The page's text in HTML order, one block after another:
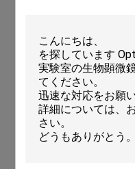
のコンデンサー
アイリス絞り及
びフィルター
付いている聖
者N.A.1.25のコ
ンデンサー
電球、220V/
Fluoresent